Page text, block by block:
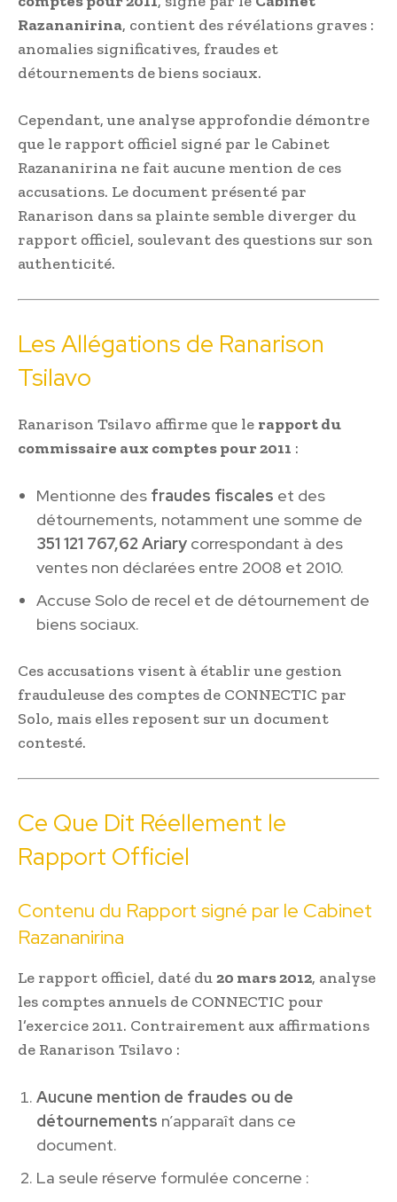
Razananirina, contient des révélations graves :
anomalies significatives, fraudes et
détournements de biens sociaux.
Cependant, une analyse approfondie démontre
que le rapport officiel signé par le Cabinet
Razananirina ne fait aucune mention de ces
accusations. Le document présenté par
Ranarison dans sa plainte semble diverger du
rapport officiel, soulevant des questions sur son
authenticité.
Les Allégations de Ranarison
Tsilavo
Ranarison Tsilavo affirme que le rapport du
commissaire aux comptes pour 2011 :
Mentionne des fraudes fiscales et des
détournements, notamment une somme de
351 121 767,62 Ariary correspondant à des
ventes non déclarées entre 2008 et 2010.
Accuse Solo de recel et de détournement de
biens sociaux.
Ces accusations visent à établir une gestion
frauduleuse des comptes de CONNECTIC par
Solo, mais elles reposent sur un document
contesté.
Ce Que Dit Réellement le
Rapport Officiel
Contenu du Rapport signé par le Cabinet
Razananirina
Le rapport officiel, daté du20 mars 2012, analyse
les comptes annuels de CONNECTIC pour
l’exercice 2011. Contrairement aux affirmations
de Ranarison Tsilavo :
Aucune mention de fraudes ou de
détournements n’apparaît dans ce
document.
La seule réserve formulée concerne :